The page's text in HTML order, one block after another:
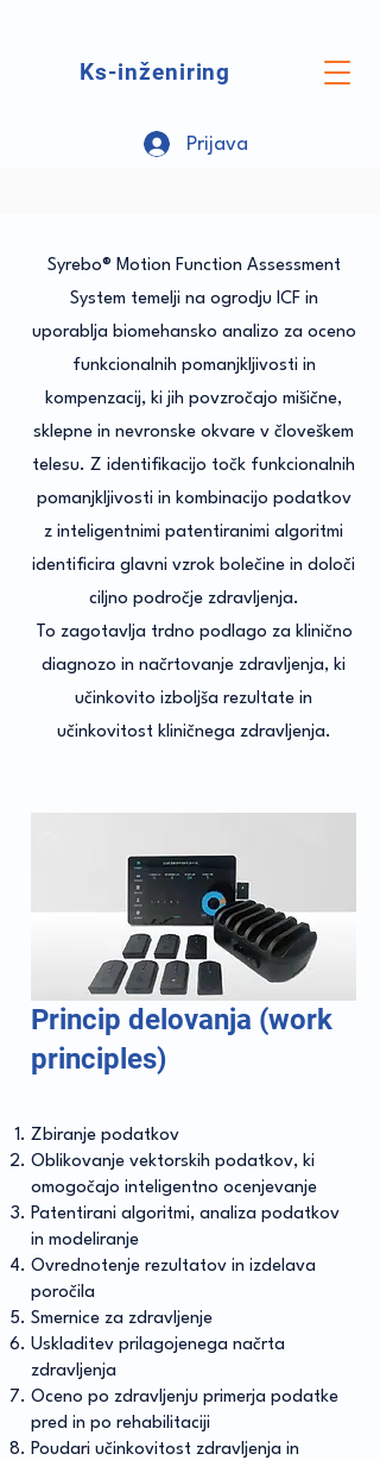
Ks-inženiring
Prijava
Syrebo® Motion Function Assessment
System temelji na ogrodju ICF in
uporablja biomehansko analizo za oceno
funkcionalnih pomanjkljivosti in
kompenzacij, ki jih povzročajo mišične,
sklepne in nevronske okvare v človeškem
telesu. Z identifikacijo točk funkcionalnih
pomanjkljivosti in kombinacijo podatkov
z inteligentnimi patentiranimi algoritmi
identificira glavni vzrok bolečine in določi
ciljno področje zdravljenja.
To zagotavlja trdno podlago za klinično
diagnozo in načrtovanje zdravljenja, ki
učinkovito izboljša rezultate in
učinkovitost kliničnega zdravljenja.
Princip delovanja (work
principles)
Zbiranje podatkov
Oblikovanje vektorskih podatkov, ki
omogočajo inteligentno ocenjevanje
Patentirani algoritmi, analiza podatkov
in modeliranje
Ovrednotenje rezultatov in izdelava
poročila
Smernice za zdravljenje
Uskladitev prilagojenega načrta
zdravljenja
Oceno po zdravljenju primerja podatke
pred in po rehabilitaciji
Poudari učinkovitost zdravljenja in